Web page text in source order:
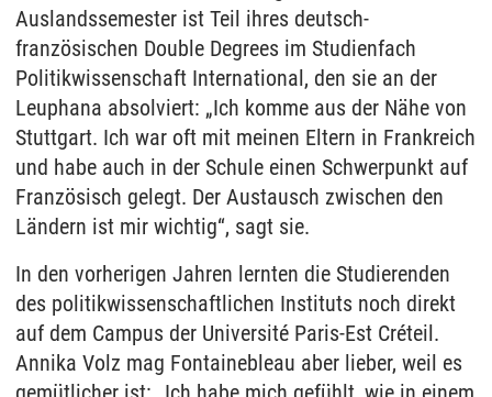
Auslandssemester ist Teil ihres deutsch-
französischen Double Degrees im Studienfach
Politikwissenschaft International, den sie an der
Leuphana absolviert: „Ich komme aus der Nähe von
Stuttgart. Ich war oft mit meinen Eltern in Frankreich
und habe auch in der Schule einen Schwerpunkt auf
Französisch gelegt. Der Austausch zwischen den
Ländern ist mir wichtig“, sagt sie.
In den vorherigen Jahren lernten die Studierenden
des politikwissenschaftlichen Instituts noch direkt
auf dem Campus der Université Paris-Est Créteil.
Annika Volz mag Fontainebleau aber lieber, weil es